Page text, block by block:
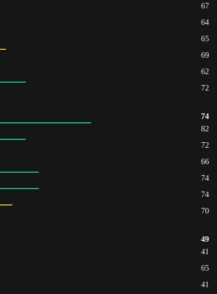
67
64
65
69
62
72
74
82
72
66
74
74
70
49
41
65
41